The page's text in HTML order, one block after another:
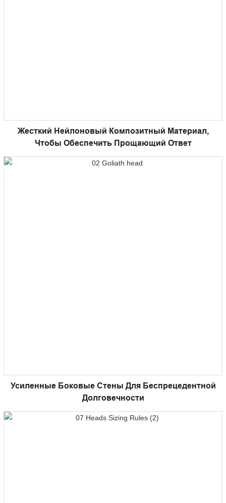
Жесткий Нейлоновый Композитный Материал,
Чтобы Обеспечить Прощающий Ответ
Усиленные Боковые Стены Для Беспрецедентной
Долговечности